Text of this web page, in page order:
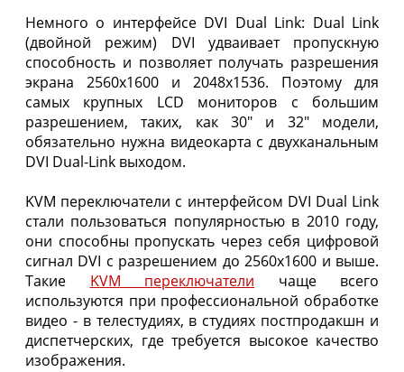
Немного о интерфейсе DVI Dual Link: Dual Link
(двойной режим) DVI удваивает пропускную
способность и позволяет получать разрешения
экрана 2560x1600 и 2048x1536. Поэтому для
самых крупных LCD мониторов с большим
разрешением, таких, как 30" и 32" модели,
обязательно нужна видеокарта с двухканальным
DVI Dual-Link выходом.
KVM переключатели с интерфейсом DVI Dual Link
стали пользоваться популярностью в 2010 году,
они способны пропускать через себя цифровой
сигнал DVI с разрешением до 2560x1600 и выше.
Такие KVM переключатели чаще всего
используются при профессиональной обработке
видео - в телестудиях, в студиях постпродакшн и
диспетчерских, где требуется высокое качество
изображения.